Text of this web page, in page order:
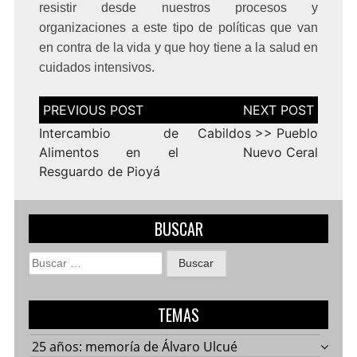
resistir desde nuestros procesos y
organizaciones a este tipo de políticas que van
en contra de la vida y que hoy tiene a la salud en
cuidados intensivos.
Navegación
de
entradas
Intercambio de
Alimentos en el
Resguardo de Pioyá
Cabildos >> Pueblo
Nuevo Ceral
BUSCAR
Buscar:
TEMAS
25 años: memoría de Álvaro Ulcué